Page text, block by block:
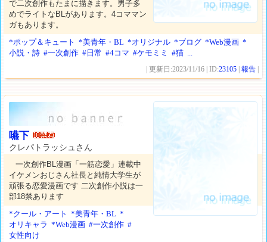
で二次創作もたまに描きます。男子多
めでライトなBLがあります。4コママン
ガもあります。
*ポップ＆キュート
*美青年・BL *オリジナル *ブログ *Web漫画 *
小説・詩 #一次創作 #日常 #4コマ #ケモミミ #猫 ...
| 更新日:2023/11/16 | ID:23105 |報告
嚥下
クレパトラッシュさん
一次創作BL漫画「一筋恋愛」連載中
イケメンおじさん社長と純情大学生が
頑張る恋愛漫画です 二次創作小説は一
部18禁あります
*クール・アート
*美青年・BL *
オリキャラ *Web漫画 #一次創作 #
女性向け